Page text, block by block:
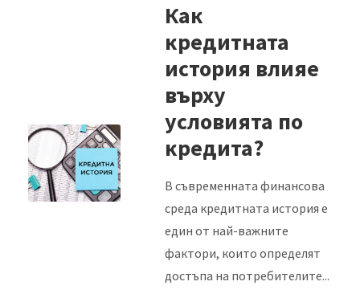
Как
кредитната
история влияе
върху
условията по
кредита?
В съвременната финансова
среда кредитната история е
един от най-важните
фактори, които определят
достъпа на потребителите...